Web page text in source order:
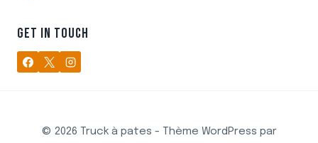
GET IN TOUCH
© 2026 Truck à pates - Thème WordPress par